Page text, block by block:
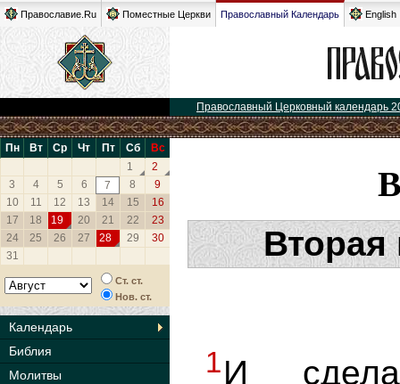
Православие.Ru Поместные Церкви Православный Календарь English
Православный Церковный календарь
Пн Вт Ср Чт Пт Сб
Вс
1
2
3
4 5 6 7 8
9
10
11 12 13 14 15
16
17
18 19 20 21 22
23
24
25 26 27 28 29
30
31
Ст. ст.
Нов. ст.
Календарь
Библия
Молитвы
Вторая
1И